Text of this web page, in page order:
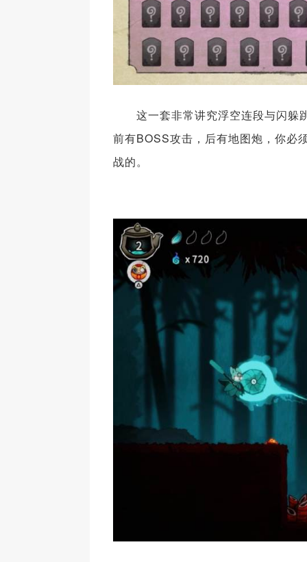
这一套非常讲究浮空连段与闪躲
前有BOSS攻击，后有地图炮，你必
战的。